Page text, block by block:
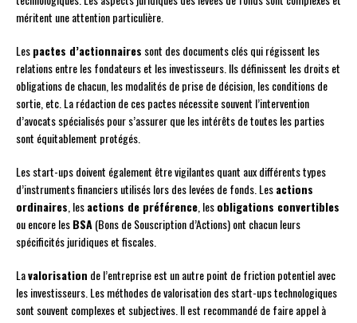
méritent une attention particulière.
Lespactes d’actionnaires sont des documents clés qui régissent les
relations entre les fondateurs et les investisseurs. Ils définissent les droits et
obligations de chacun, les modalités de prise de décision, les conditions de
sortie, etc. La rédaction de ces pactes nécessite souvent l’intervention
d’avocats spécialisés pour s’assurer que les intérêts de toutes les parties
sont équitablement protégés.
Les start-ups doivent également être vigilantes quant aux différents types
d’instruments financiers utilisés lors des levées de fonds. Lesactions
ordinaires, lesactions de préférence, lesobligations convertibles
ou encore lesBSA(Bons de Souscription d’Actions) ont chacun leurs
spécificités juridiques et fiscales.
Lavalorisation de l’entreprise est un autre point de friction potentiel avec
les investisseurs. Les méthodes de valorisation des start-ups technologiques
sont souvent complexes et subjectives. Il est recommandé de faire appel à